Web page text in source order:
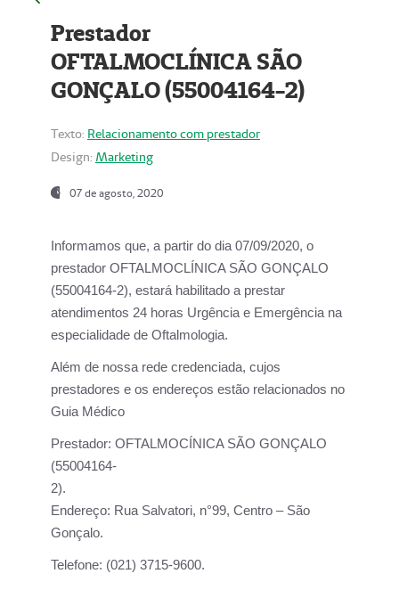
Prestador
OFTALMOCLÍNICA SÃO
GONÇALO (55004164-2)
Texto: Relacionamento com prestador
Design: Marketing
07 de agosto, 2020
Informamos que, a partir do dia 07/09/2020, o
prestador OFTALMOCLÍNICA SÃO GONÇALO
(55004164-2), estará habilitado a prestar
atendimentos 24 horas Urgência e Emergência na
especialidade de Oftalmologia.
Além de nossa rede credenciada, cujos
prestadores e os endereços estão relacionados no
Guia Médico
Prestador: OFTALMOCÍNICA SÃO GONÇALO
(55004164-
2).
Endereço: Rua Salvatori, n°99, Centro – São
Gonçalo.
Telefone: (021) 3715-9600.